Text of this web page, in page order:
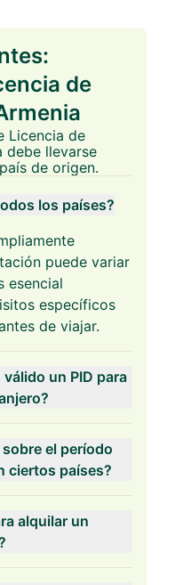
de
Licencia de
debe llevarse
de origen.
los países?
puede variar
esencial
específicos
de viajar.
un PID para
el período
ciertos países?
alquilar un